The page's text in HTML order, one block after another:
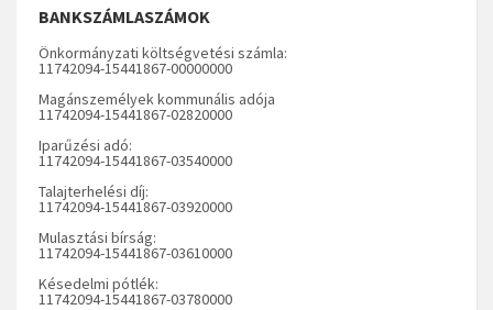
BANKSZÁMLASZÁMOK
Önkormányzati költségvetési számla:
11742094-15441867-00000000
Magánszemélyek kommunális adója
11742094-15441867-02820000
Iparűzési adó:
11742094-15441867-03540000
Talajterhelési díj:
11742094-15441867-03920000
Mulasztási bírság:
11742094-15441867-03610000
Késedelmi pótlék:
11742094-15441867-03780000